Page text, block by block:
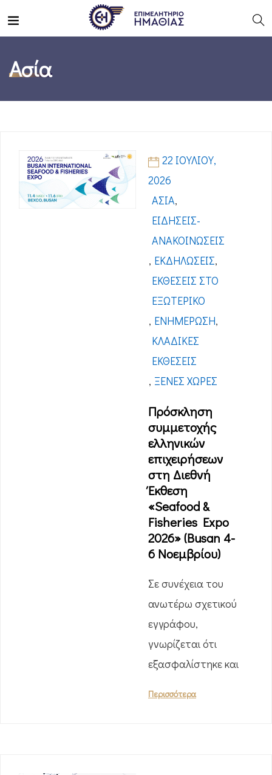
Ασία
22 ΙΟΥΛΊΟΥ,
2026
ΑΣΊΑ,
ΕΙΔΉΣΕΙΣ-
ΑΝΑΚΟΙΝΏΣΕΙΣ
, ΕΚΔΗΛΏΣΕΙΣ,
ΕΚΘΈΣΕΙΣ ΣΤΟ
ΕΞΩΤΕΡΙΚΌ
, ΕΝΗΜΈΡΩΣΗ,
ΚΛΑΔΙΚΈΣ
ΕΚΘΈΣΕΙΣ
, ΞΈΝΕΣ ΧΏΡΕΣ
Πρόσκληση
συμμετοχής
ελληνικών
επιχειρήσεων
στη Διεθνή
Έκθεση
«Seafood &
Fisheries Expo
2026» (Busan 4-
6 Νοεμβρίου)
Σε συνέχεια του
ανωτέρω σχετικού
εγγράφου,
γνωρίζεται ότι
εξασφαλίστηκε και
Περισσότερα